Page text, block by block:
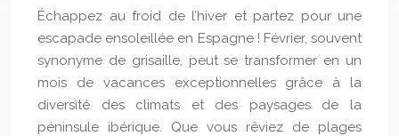
Échappez au froid de l’hiver et partez pour une
escapade ensoleillée en Espagne ! Février, souvent
synonyme de grisaille, peut se transformer en un
mois de vacances exceptionnelles grâce à la
diversité des climats et des paysages de la
péninsule ibérique. Que vous rêviez de plages